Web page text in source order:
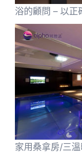
浴的顧問 – 以正
家用桑拿房/三